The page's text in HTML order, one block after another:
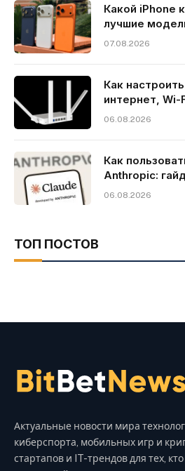
Какой iPhone
лучшие
07.08.2026
Как
интернет, Wi-
06.08.2026
Как
Anthropic:
06.08.2026
ТОП ПОСТОВ
Актуальные новости мира
киберспорта, мобильных игр и
стартапов и IT-трендов для тех, кто